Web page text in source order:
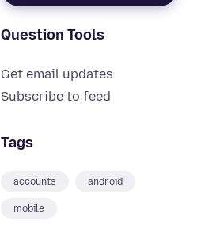
Question Tools
Get email updates
Subscribe to feed
Tags
accounts android
mobile